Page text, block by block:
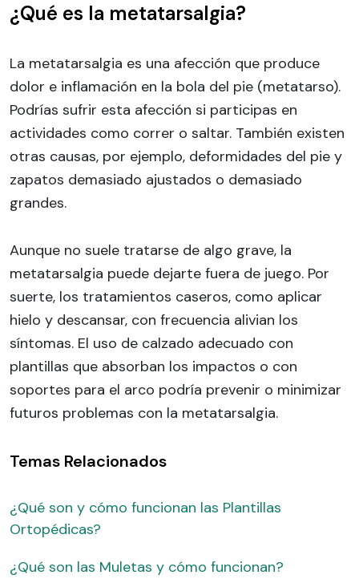
¿Qué es la metatarsalgia?
La metatarsalgia es una afección que produce
dolor e inflamación en la bola del pie (metatarso).
Podrías sufrir esta afección si participas en
actividades como correr o saltar. También existen
otras causas, por ejemplo, deformidades del pie y
zapatos demasiado ajustados o demasiado
grandes.
Aunque no suele tratarse de algo grave, la
metatarsalgia puede dejarte fuera de juego. Por
suerte, los tratamientos caseros, como aplicar
hielo y descansar, con frecuencia alivian los
síntomas. El uso de calzado adecuado con
plantillas que absorban los impactos o con
soportes para el arco podría prevenir o minimizar
futuros problemas con la metatarsalgia.
Temas Relacionados
¿Qué son y cómo funcionan las Plantillas
Ortopédicas?
¿Qué son las Muletas y cómo funcionan?